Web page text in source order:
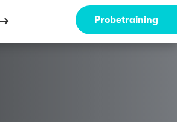
Probetraining